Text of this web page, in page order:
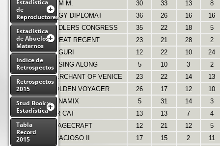
Estadística
de
Reproductores
Estadística
de Abuelos
Maternos
Indice de
Retrospectos
Retrospectos
2015
Stud Book y
Estadística
Tabla
Record
2015
SAM M.
30 33 13
8
EDGY DIPLOMAT
36 26 16
16
SADLERS CONGRESS
35 22 18
5
GREAT REGENT
23 21 28
2
AUGURI
12 22 10
24
EASING ALONG
5 10 3
2
MERCHANT OF VENICE
23 22 14
13
GOLDEN VOYAGER
26 17 12
10
DYNAMIX
5 31 14
3
SIR CAT
13 13 7
4
STAGECRAFT
12 21 12
5
GRACIOSO II
17 15 2
11